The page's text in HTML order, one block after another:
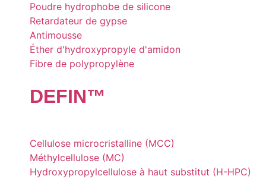
Poudre hydrophobe de silicone
Retardateur de gypse
Antimousse
Éther d'hydroxypropyle d'amidon
Fibre de polypropylène
DEFIN™
Cellulose microcristalline (MCC)
Méthylcellulose (MC)
Hydroxypropylcellulose à haut substitut (H-HPC)